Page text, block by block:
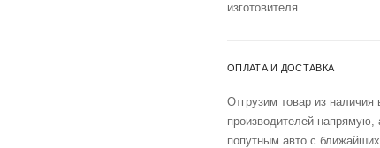
изготовителя.
ОПЛАТА И ДОСТАВКА
Отгрузим товар из
производителей
попутным авто с